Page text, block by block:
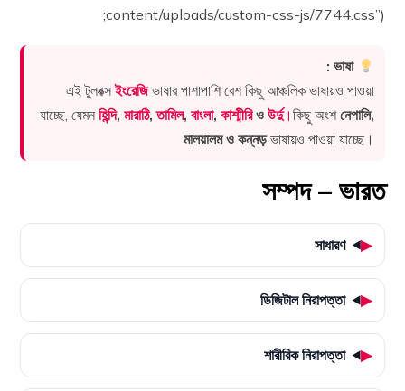
content/uploads/custom-css-js/7744.css”);
ভাষা :
এই টুলবক্সইংরেজিভাষার পাশাপাশি বেশ কিছু আঞ্চলিক ভাষায়ও পাওয়া
যাচ্ছে, যেমন হিন্দি, মারাঠি,তামিল, বাংলা, কাশ্মীরিও উর্দু। কিছু অংশনেপালি,
মালয়ালম ও কন্নড়ভাষায়ও পাওয়া যাচ্ছে।
সম্পদ – ভারত
সাধারণ
ডিজিটাল নিরাপত্তা
শারীরিক নিরাপত্তা